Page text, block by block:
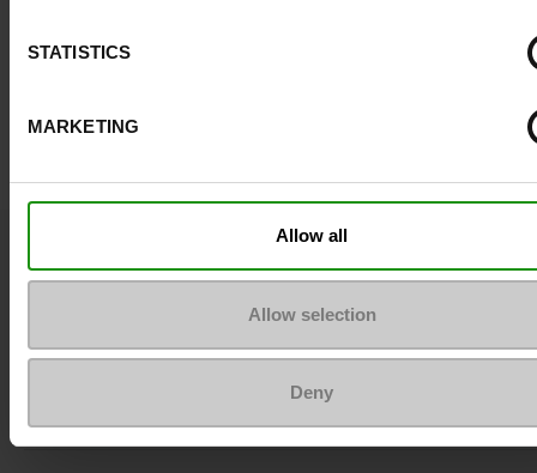
STATISTICS
MARKETING
Allow all
Allow selection
Deny
Neem contact op met de klantenservice
Stuur een bericht